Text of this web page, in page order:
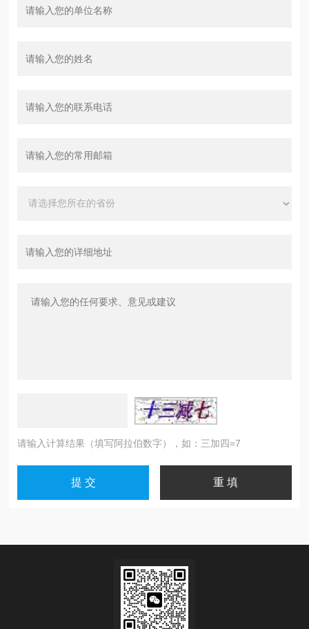
请输入计算结果（填写阿拉伯数字），如：三加四=7